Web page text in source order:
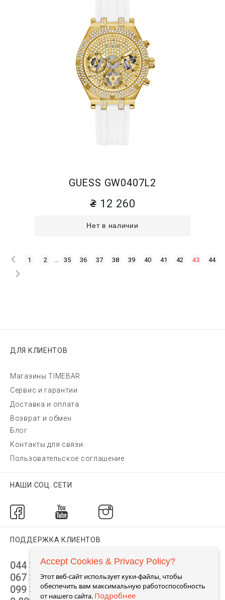
GUESS GW0407L2
12 260
Нет в наличии
1 2 35 36 37 38 39 40 41 42 43 44
ДЛЯ КЛИЕНТОВ
Магазины TIMEBAR
Сервис и гарантии
Доставка и оплата
Возврат и обмен
Блог
Контакты для связи
Пользовательское соглашение
НАШИ СОЦ. СЕТИ
ПОДДЕРЖКА КЛИЕНТОВ
044 392 44 45
067 344 14 44 (viber)
099 399 23 80
Accept Cookies & Privacy Policy?
Этот веб-сайт использует куки-файлы, чтобы
обеспечить вам максимальную работоспособность
от нашего сайта. Подробнее